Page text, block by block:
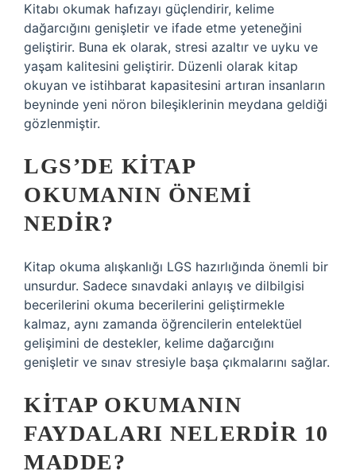
Kitabı okumak hafızayı güçlendirir, kelime
dağarcığını genişletir ve ifade etme yeteneğini
geliştirir. Buna ek olarak, stresi azaltır ve uyku ve
yaşam kalitesini geliştirir. Düzenli olarak kitap
okuyan ve istihbarat kapasitesini artıran insanların
beyninde yeni nöron bileşiklerinin meydana geldiği
gözlenmiştir.
LGS’DE KITAP
OKUMANIN ÖNEMI
NEDIR?
Kitap okuma alışkanlığı LGS hazırlığında önemli bir
unsurdur. Sadece sınavdaki anlayış ve dilbilgisi
becerilerini okuma becerilerini geliştirmekle
kalmaz, aynı zamanda öğrencilerin entelektüel
gelişimini de destekler, kelime dağarcığını
genişletir ve sınav stresiyle başa çıkmalarını sağlar.
KITAP OKUMANIN
FAYDALARI NELERDIR 10
MADDE?